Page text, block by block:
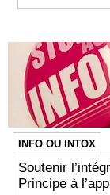
INFO OU INTOX
Soutenir
Principe à